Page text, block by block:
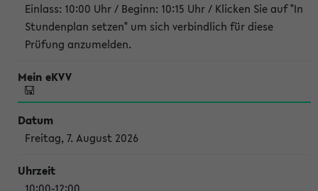
Einlass: 10:00 Uhr / Beginn: 10:15 Uhr / Klicken Sie auf "In
Stundenplan setzen" um sich verbindlich für diese
Prüfung anzumelden.
Freitag, 7. August 2026